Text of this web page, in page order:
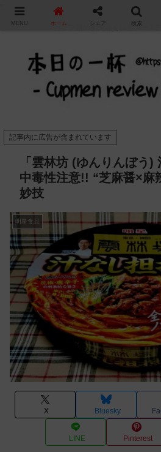
カップ麺の新商品をレビュー /
記事内に広告が含まれています
「雲林坊 (ゆんりんぼう)
中毒性注意!! “芝麻醤×麻
妙技
明星食品
X Bluesky
LINE Pinterest
MENU ホーム シェア 検索